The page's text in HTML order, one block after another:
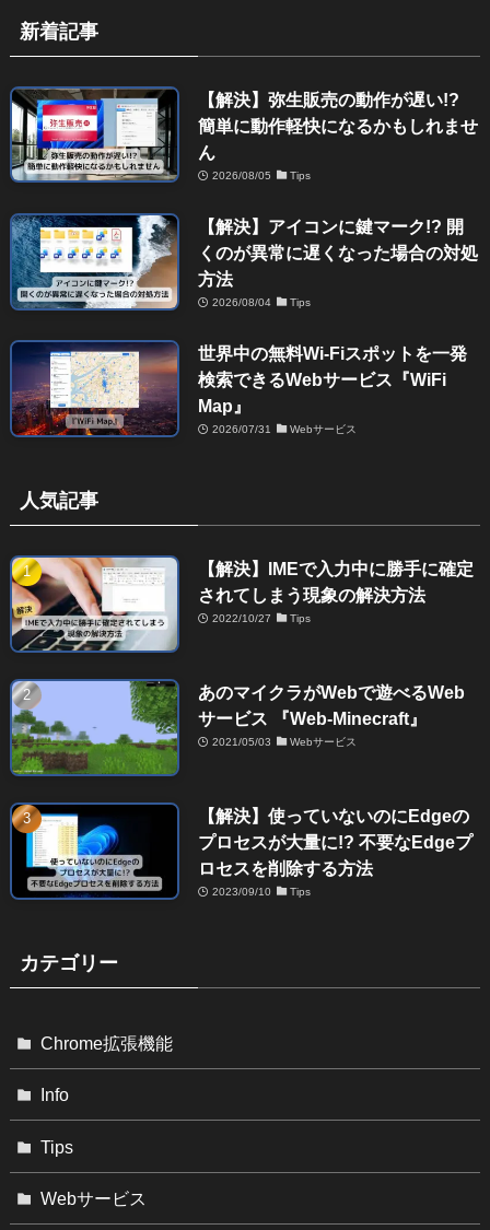
新着記事
【解決】弥生販売の動作が遅い!?
簡単に動作軽快になるかもしれませ
ん
2026/08/05 Tips
【解決】アイコンに鍵マーク!? 開
くのが異常に遅くなった場合の対処
方法
2026/08/04 Tips
世界中の無料Wi-Fiスポットを一発
検索できるWebサービス『WiFi
Map』
2026/07/31 Webサービス
人気記事
【解決】IMEで入力中に勝手に確定
されてしまう現象の解決方法
2022/10/27 Tips
あのマイクラがWebで遊べるWeb
サービス 『Web-Minecraft』
2021/05/03 Webサービス
【解決】使っていないのにEdgeの
プロセスが大量に!? 不要なEdgeプ
ロセスを削除する方法
2023/09/10 Tips
カテゴリー
Chrome拡張機能
Info
Tips
Webサービス